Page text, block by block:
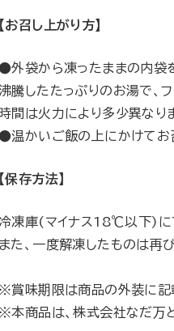
【お召し上がり方】
外袋から凍ったままの内袋
沸騰したたっぷりのお湯で、
時間は火力により多少異なり
温かいご飯の上にかけてお
【保存方法】
凍庫(マイナス18℃以下)に
また、一度解凍したものは再
※賞味期限は商品の外装に記
※本商品は、株式会社なだ万